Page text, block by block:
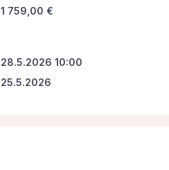
1 759,00 €
28.5.2026 10:00
25.5.2026